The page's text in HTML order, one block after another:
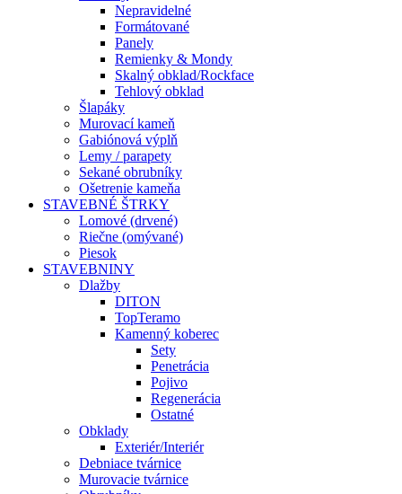
Nepravidelné
Formátované
Panely
Remienky & Mondy
Skalný obklad/Rockface
Tehlový obklad
Šlapáky
Murovací kameň
Gabiónová výplň
Lemy / parapety
Sekané obrubníky
Ošetrenie kameňa
STAVEBNÉ ŠTRKY
Lomové (drvené)
Riečne (omývané)
Piesok
STAVEBNINY
Dlažby
DITON
TopTeramo
Kamenný koberec
Sety
Penetrácia
Pojivo
Regenerácia
Ostatné
Obklady
Exteriér/Interiér
Debniace tvárnice
Murovacie tvárnice